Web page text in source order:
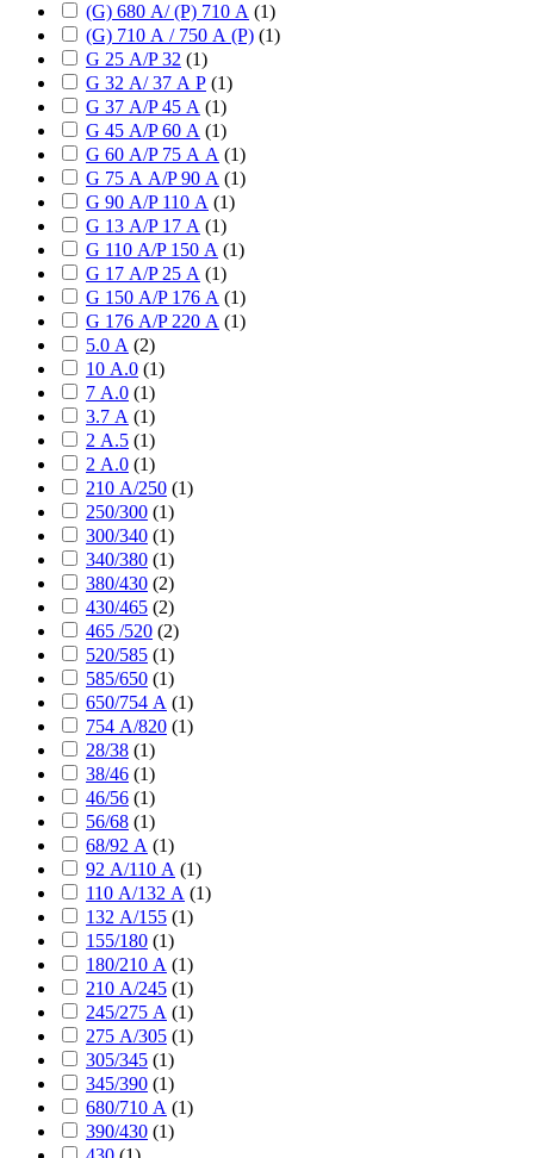
(G) 680 А/ (P) 710 А (1)
(G) 710 А / 750 А (P) (1)
G 25 А/P 32 (1)
G 32 А/ 37 А P (1)
G 37 А/P 45 А (1)
G 45 А/P 60 А (1)
G 60 А/P 75 А А (1)
G 75 А А/P 90 А (1)
G 90 А/P 110 А (1)
G 13 А/P 17 А (1)
G 110 А/P 150 А (1)
G 17 А/P 25 А (1)
G 150 А/P 176 А (1)
G 176 А/P 220 А (1)
5.0 А (2)
10 А.0 (1)
7 А.0 (1)
3.7 А (1)
2 А.5 (1)
2 А.0 (1)
210 А/250 (1)
250/300 (1)
300/340 (1)
340/380 (1)
380/430 (2)
430/465 (2)
465 /520 (2)
520/585 (1)
585/650 (1)
650/754 А (1)
754 А/820 (1)
28/38 (1)
38/46 (1)
46/56 (1)
56/68 (1)
68/92 А (1)
92 А/110 А (1)
110 А/132 А (1)
132 А/155 (1)
155/180 (1)
180/210 А (1)
210 А/245 (1)
245/275 А (1)
275 А/305 (1)
305/345 (1)
345/390 (1)
680/710 А (1)
390/430 (1)